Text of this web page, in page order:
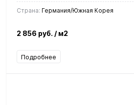
Страна: Германия/Южная Корея
2 856 руб. / м2
Подробнее